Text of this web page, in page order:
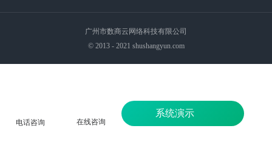
广州市数商云网络科技有限公司
© 2013 - 2021 shushangyun.com
电话咨询 在线咨询
系统演示